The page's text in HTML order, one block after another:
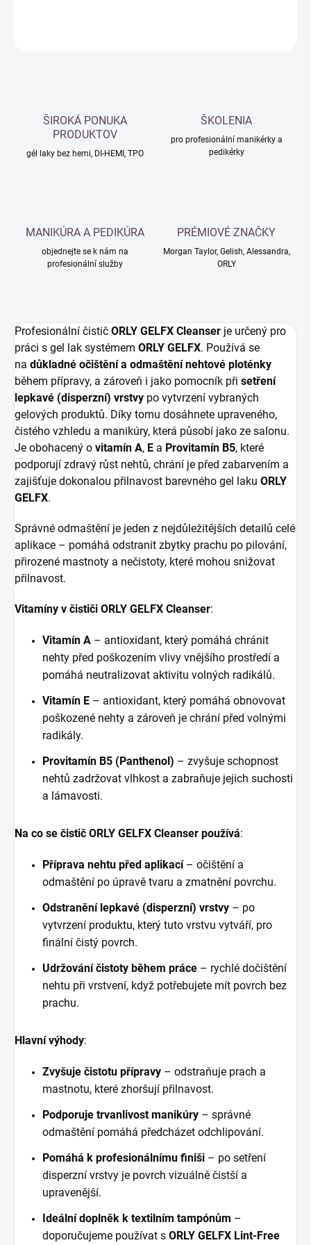
ŠIROKÁ PONUKA
PRODUKTOV
gél laky bez hemi, DI-HEMI, TPO
ŠKOLENIA
pro profesionální manikérky a
pedikérky
MANIKÚRA A PEDIKÚRA
objednejte se k nám na
profesionální služby
PRÉMIOVÉ ZNAČKY
Morgan Taylor, Gelish, Alessandra,
ORLY
Profesionální čistič ORLY GELFX Cleanser je určený pro
práci s gel lak systémem ORLY GELFX. Používá se
na důkladné očištěnía odmaštění nehtové ploténky
během přípravy, a zároveň i jako pomocník při setření
lepkavé (disperzní) vrstvy po vytvrzení vybraných
gelových produktů. Díky tomu dosáhnete upraveného,
čistého vzhledu a manikúry, která působí jako ze salonu.
Je obohacený o vitamín A, E a Provitamín B5, které
podporují zdravý růst nehtů, chrání je před zabarvením a
zajišťuje dokonalou přilnavost barevného gel laku ORLY
GELFX.
Správné odmaštění je jeden z nejdůležitějších detailů celé
aplikace – pomáhá odstranit zbytky prachu po pilování,
přirozené mastnoty a nečistoty, které mohou snižovat
přilnavost.
Vitamíny v čističi ORLY GELFX Cleanser:
Vitamín A – antioxidant, který pomáhá chránit
nehty před poškozením vlivy vnějšího prostředí a
pomáhá neutralizovat aktivitu volných radikálů.
Vitamín E – antioxidant, který pomáhá obnovovat
poškozené nehty a zároveň je chrání před volnými
radikály.
Provitamín B5 (Panthenol) – zvyšuje schopnost
nehtů zadržovat vlhkost a zabraňuje jejich suchosti
a lámavosti.
Na co se čistič ORLY GELFX Cleanser používá:
Příprava nehtu před aplikací– očištění a
odmaštění po úpravě tvaru a zmatnění povrchu.
Odstranění lepkavé (disperzní) vrstvy – po
vytvrzení produktu, který tuto vrstvu vytváří, pro
finální čistý povrch.
Udržování čistoty během práce – rychlé dočištění
nehtu při vrstvení, když potřebujete mít povrch bez
prachu.
Hlavní výhody:
Zvyšuje čistotu přípravy – odstraňuje prach a
mastnotu, které zhoršují přilnavost.
Podporuje trvanlivost manikúry – správné
odmaštění pomáhá předcházet odchlipování.
Pomáhá k profesionálnímu finiši – po setření
disperzní vrstvy je povrch vizuálně čistší a
upravenější.
Ideální doplněk k textilním tampónům –
doporučujeme používat s ORLY GELFX Lint-Free